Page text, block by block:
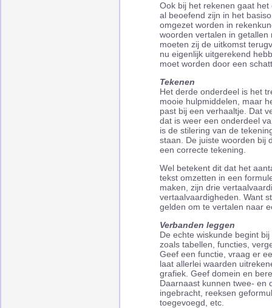
Ook bij het rekenen gaat
al beoefend zijn in het
omgezet worden in
woorden vertalen in
moeten zij de uitkomst
nu eigenlijk uitgerekend
moet worden door een
Tekenen
Het derde onderdeel is het
mooie hulpmiddelen, maar
past bij een verhaaltje. Dat
dat is weer een onderdeel
is de stilering van de
staan. De juiste woorden bij
een correcte tekening.
Wel betekent dit dat het
tekst omzetten in een
maken, zijn drie
vertaalvaardigheden. Want
gelden om te vertalen naar
Verbanden leggen
De echte wiskunde begint
zoals tabellen, functies,
Geef een functie, vraag er
laat allerlei waarden
grafiek. Geef domein en
Daarnaast kunnen twee- en
ingebracht, reeksen
toegevoegd, etc.